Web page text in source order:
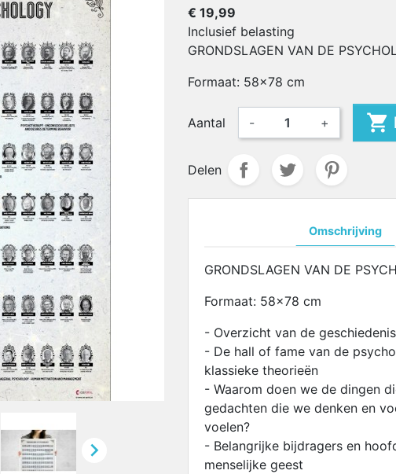

€ 19,99
Inclusief belasting
GRONDSLAGEN VAN DE
Formaat: 58x78 cm
Aantal - + 
Delen
Omschrijving
GRONDSLAGEN VAN DE
Formaat: 58x78 cm
- Overzicht van de
- De hall of fame van de
klassieke theorieën
- Waarom doen we de dingen
gedachten die we denken en
voelen?
- Belangrijke bijdragers en
menselijke geest